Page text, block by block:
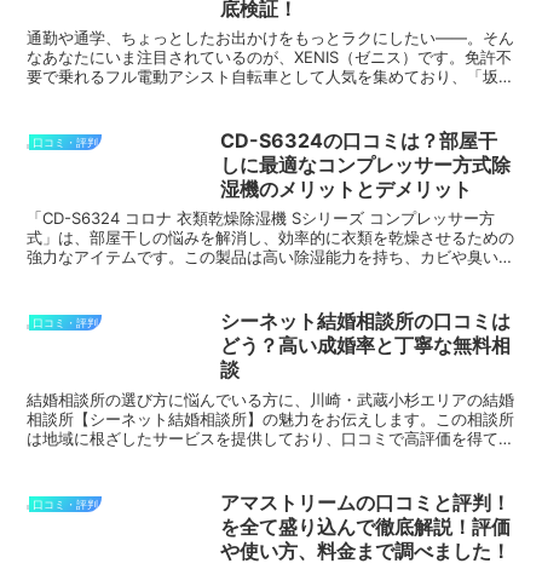
底検証！
通勤や通学、ちょっとしたお出かけをもっとラクにしたい——。そん
なあなたにいま注目されているのが、XENIS（ゼニス）です。免許不
要で乗れるフル電動アシスト自転車として人気を集めており、「坂道
口コミ・評判
CD-S6324の口コミは？部屋干
しに最適なコンプレッサー方式除
湿機のメリットとデメリット
「CD-S6324 コロナ 衣類乾燥除湿機 Sシリーズ コンプレッサー方
式」は、部屋干しの悩みを解消し、効率的に衣類を乾燥させるための
強力なアイテムです。この製品は高い除湿能力を持ち、カビや臭いの
口コミ・評判
シーネット結婚相談所の口コミは
どう？高い成婚率と丁寧な無料相
談
結婚相談所の選び方に悩んでいる方に、川崎・武蔵小杉エリアの結婚
相談所【シーネット結婚相談所】の魅力をお伝えします。この相談所
は地域に根ざしたサービスを提供しており、口コミで高評価を得てい
口コミ・評判
アマストリームの口コミと評判！
を全て盛り込んで徹底解説！評価
や使い方、料金まで調べました！